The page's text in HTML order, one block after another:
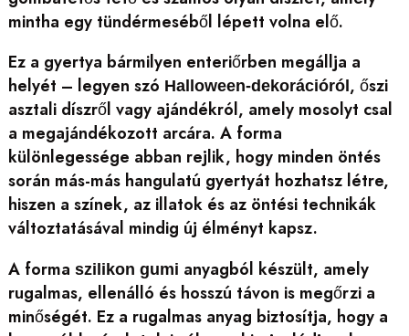
mintha egy tündérmeséből lépett volna elő.
Ez a gyertya bármilyen enteriőrben megállja a
helyét – legyen szó Halloween-dekorációról , őszi
asztali díszről vagy ajándékról, amely mosolyt csal
a megajándékozott arcára. A forma
különlegessége abban rejlik, hogy minden öntés
során más-más hangulatú gyertyát hozhatsz létre,
hiszen a színek, az illatok és az öntési technikák
változtatásával mindig új élményt kapsz.
A forma szilikon gumi anyagból készült, amely
rugalmas, ellenálló és hosszú távon is megőrzi a
minőségét. Ez a rugalmas anyag biztosítja, hogy a